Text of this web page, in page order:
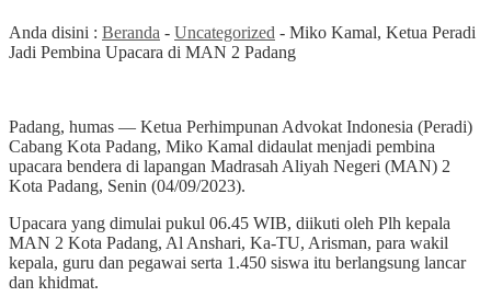
Anda disini : Beranda - Uncategorized - Miko Kamal, Ketua Peradi
Jadi Pembina Upacara di MAN 2 Padang
Padang, humas — Ketua Perhimpunan Advokat Indonesia (Peradi)
Cabang Kota Padang, Miko Kamal didaulat menjadi pembina
upacara bendera di lapangan Madrasah Aliyah Negeri (MAN) 2
Kota Padang, Senin (04/09/2023).
Upacara yang dimulai pukul 06.45 WIB, diikuti oleh Plh kepala
MAN 2 Kota Padang, Al Anshari, Ka-TU, Arisman, para wakil
kepala, guru dan pegawai serta 1.450 siswa itu berlangsung lancar
dan khidmat.